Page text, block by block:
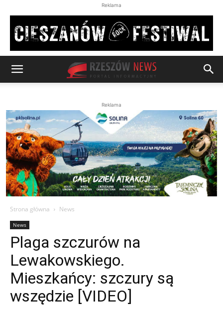
Reklama
Reklama
Strona główna News
News
Plaga szczurów na
Lewakowskiego.
Mieszkańcy: szczury są
wszędzie [VIDEO]